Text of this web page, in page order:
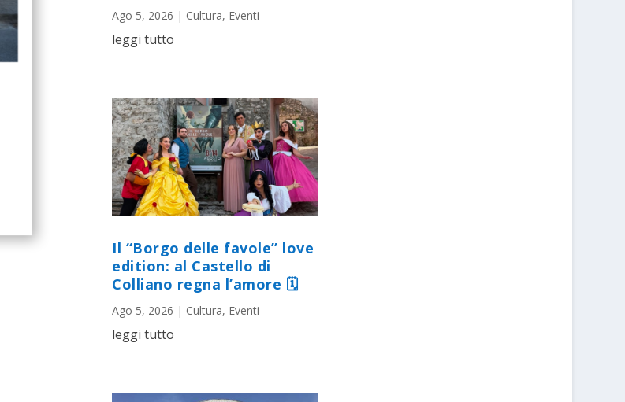
Ago 5, 2026 | Cultura, Eventi
leggi tutto
Il “Borgo delle favole” love
edition: al Castello di
Colliano regna l’amore 🗓
Ago 5, 2026 | Cultura, Eventi
leggi tutto